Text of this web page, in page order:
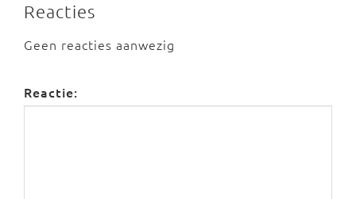
Reacties
Geen reacties aanwezig
Reactie: